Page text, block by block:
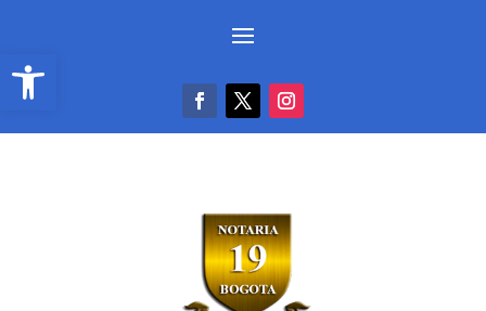
Abrir barra de herramientas